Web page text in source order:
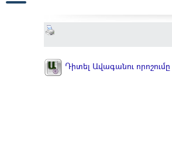
Դիտել Ավագանու որոշումը